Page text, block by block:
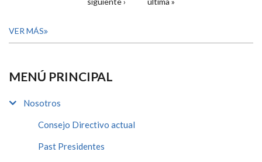
VER MÁS
MENÚ PRINCIPAL
Nosotros
Consejo Directivo actual
Past Presidentes